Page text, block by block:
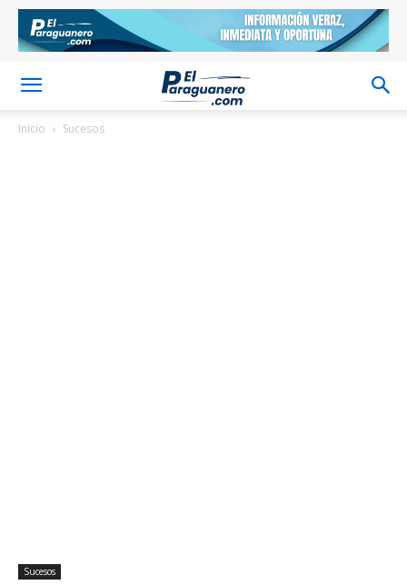
Inicio Sucesos
Sucesos